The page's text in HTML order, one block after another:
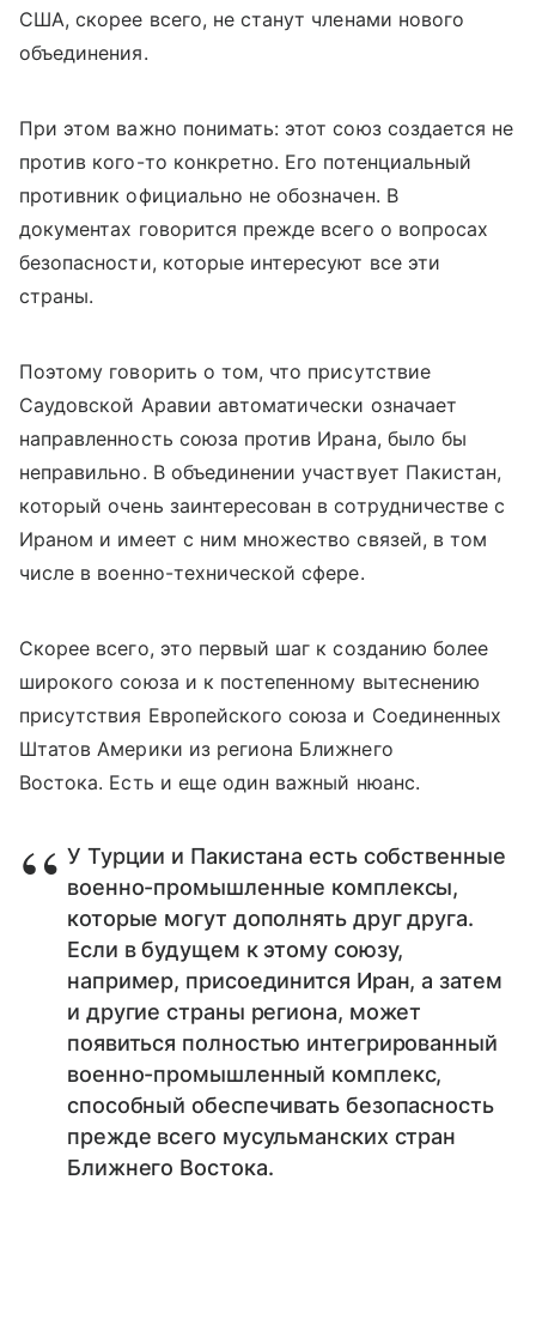
США, скорее всего, не станут членами нового
объединения.
При этом важно понимать: этот союз создается не
против кого-то конкретно. Его потенциальный
противник официально не обозначен. В
документах говорится прежде всего о вопросах
безопасности, которые интересуют все эти
страны.
Поэтому говорить о том, что присутствие
Саудовской Аравии автоматически означает
направленность союза против Ирана, было бы
неправильно. В объединении участвует Пакистан,
который очень заинтересован в сотрудничестве с
Ираном и имеет с ним множество связей, в том
числе в военно-технической сфере.
Скорее всего, это первый шаг к созданию более
широкого союза и к постепенному вытеснению
присутствия Европейского союза и Соединенных
Штатов Америки из региона Ближнего
Востока. Есть и еще один важный нюанс.
У Турции и Пакистана есть собственные
военно-промышленные комплексы,
которые могут дополнять друг друга.
Если в будущем к этому союзу,
например, присоединится Иран, а затем
и другие страны региона, может
появиться полностью интегрированный
военно-промышленный комплекс,
способный обеспечивать безопасность
прежде всего мусульманских стран
Ближнего Востока.